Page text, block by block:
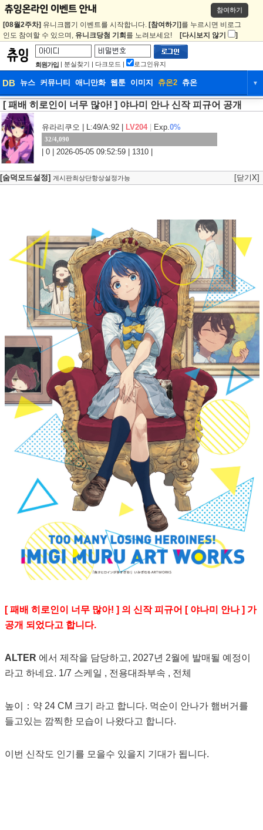
참여하기
[08월2주차] 유니크뽑기 이벤트를 시작합니다. [참여하기] 를 누르시면 비로그
인도 참여할 수 있으며, 유니크당첨 기회 를 노려보세요! [다시보지 않기 ]
회원가입 | 분실찾기 | 다크모드 | 로그인유지
DB 뉴스 커뮤니티 애니만화 웹툰 이미지 츄온2 츄온 ▼
DB 뉴스 커뮤니티 애니만화
웹툰 이미지 츄온2
[ 패배 히로인이 너무 많아! ] 야나미 안나 신작 피규어 공개
유라리쿠오 | L:49/A:92 | LV204 Exp.0%
32/4,090
| 0 | 2026-05-05 09:52:59 | 1310 |
[숨덕모드설정] 게시판최상단항상설정가능 [닫기X]
[ 패배 히로인이 너무 많아! ] 의 신작 피규어 [ 야나미 안나 ] 가
공개 되었다고 합니다.
ALTER 에서 제작을 담당하고, 2027년 2월에 발매될 예정이
라고 하네요. 1/7 스케일 , 전용대좌부속 , 전체
높이：약 24 CM 크기 라고 합니다. 먹순이 안나가 햄버거를
들고있는 깜찍한 모습이 나왔다고 합니다.
이번 신작도 인기를 모을수 있을지 기대가 됩니다.